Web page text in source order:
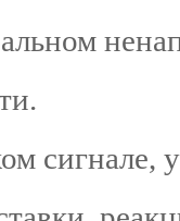
сигнале,